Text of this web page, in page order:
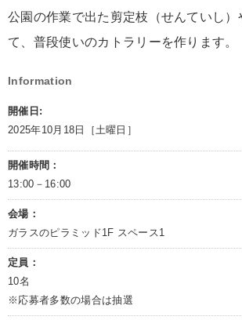
公園の作業で出た剪定枝（せんていし）
て、普段使いのカトラリーを作ります。
Information
開催日:
2025年10月18日［土曜日］
開催時間：
13:00－16:00
会場：
ガラスのピラミッド1F スペース1
定員：
10名
※応募者多数の場合は抽選